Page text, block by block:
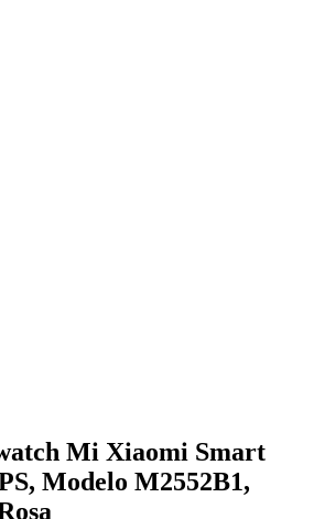
Mi Xiaomi Smart
Modelo M2552B1,